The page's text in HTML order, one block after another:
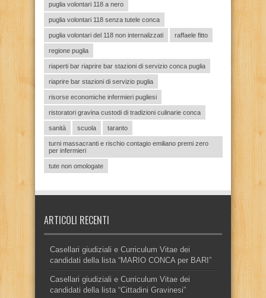
puglia volontari 118 a nero
puglia volontari 118 senza tutele conca
puglia volontari del 118 non internalizzati raffaele fitto
regione puglia
riaperti bar riaprire bar stazioni di servizio conca puglia
riaprire bar stazioni di servizio puglia
risorse economiche infermieri pugliesi
ristoratori gravina custodi di tradizioni culinarie conca
sanità scuola taranto
turni massacranti e rischio contagio emiliano premi zero
per infermieri
tute non omologate
ARTICOLI RECENTI
Casellari giudiziali e Curriculum Vitae dei
candidati della lista “MARIO CONCA per BARI”
Casellari giudiziali e Curriculum Vitae dei
candidati della lista “Cittadini Gravinesi”